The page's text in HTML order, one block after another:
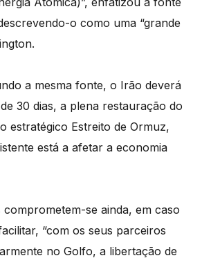
o como uma “grande
a mesma fonte, o Irão deverá
30 dias, a plena restauração do
estratégico Estreito de Ormuz,
está a afetar a economia
comprometem-se ainda, em caso
“com os seus parceiros
no Golfo, a libertação de